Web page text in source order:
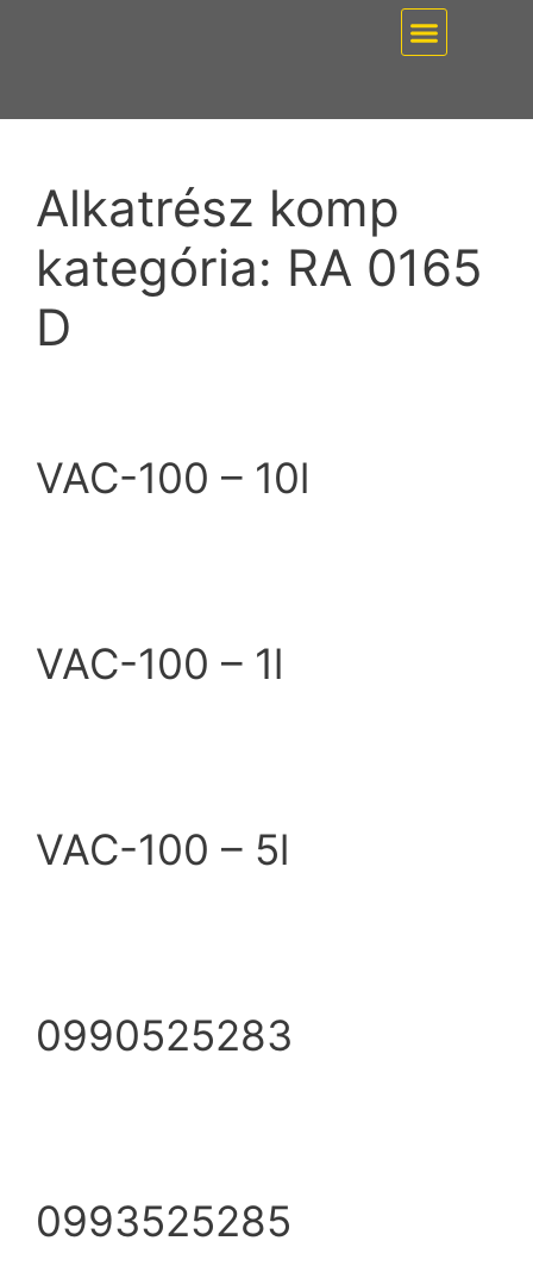
Alkatrész komp
kategória: RA 0165
D
VAC-100 – 10l
VAC-100 – 1l
VAC-100 – 5l
0990525283
0993525285